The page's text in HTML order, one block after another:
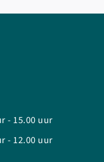
- 15.00 uur
- 12.00 uur